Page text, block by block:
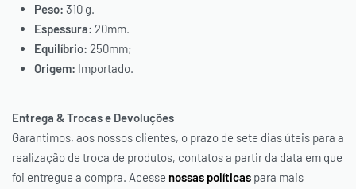
Peso: 310 g.
Espessura: 20mm.
Equilíbrio: 250mm;
Origem: Importado.
Entrega & Trocas e Devoluções
Garantimos, aos nossos clientes, o prazo de sete dias úteis para a
realização de troca de produtos, contatos a partir da data em que
foi entregue a compra. Acesse nossas políticas para mais